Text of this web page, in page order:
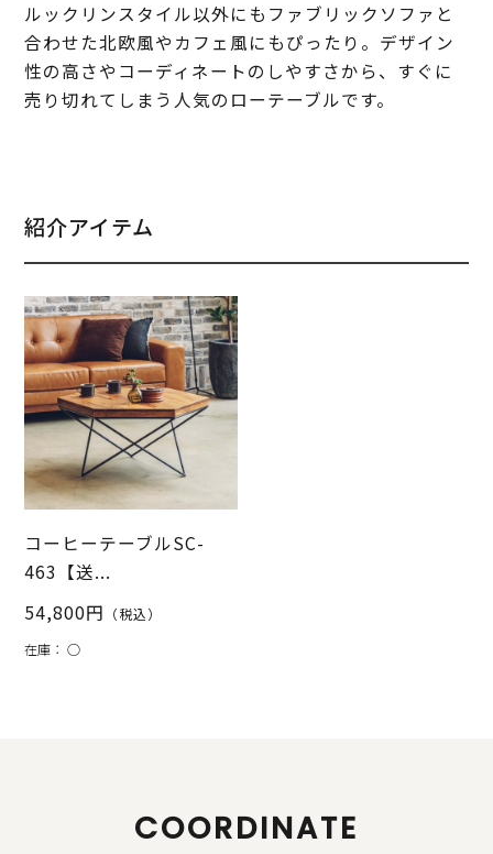
ルックリンスタイル以外にもファブリックソファと
合わせた北欧風やカフェ風にもぴったり。デザイン
性の高さやコーディネートのしやすさから、すぐに
売り切れてしまう人気のローテーブルです。
紹介アイテム
コーヒーテーブルSC-
463【送...
54,800円 （税込）
在庫：○
COORDINATE